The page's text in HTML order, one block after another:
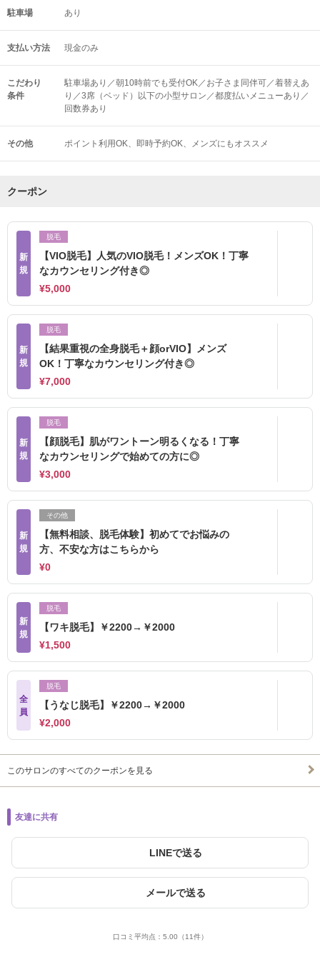
駐車場 あり
支払い方法 現金のみ
こだわり
条件
駐車場あり／朝10時前でも受付OK／お子さま同伴可／着替えあ
り／3席（ベッド）以下の小型サロン／都度払いメニューあり／
回数券あり
その他 ポイント利用OK 即時予約OK メンズにもオススメ
クーポン
新
規
脱毛
【VIO脱毛】人気のVIO脱毛！メンズOK！丁寧
なカウンセリング付き◎
¥5,000
新
規
脱毛
【結果重視の全身脱毛＋顔orVIO】メンズ
OK！丁寧なカウンセリング付き◎
¥7,000
新
規
脱毛
【顔脱毛】肌がワントーン明るくなる！丁寧
なカウンセリングで始めての方に◎
¥3,000
新
規
その他
【無料相談、脱毛体験】初めてでお悩みの
方、不安な方はこちらから
¥0
新
規
脱毛
【ワキ脱毛】￥2200→￥2000
¥1,500
全
員
脱毛
【うなじ脱毛】￥2200→￥2000
¥2,000
このサロンのすべてのクーポンを見る
友達に共有
LINEで送る
メールで送る
口コミ平均点： 5.00 （11件）